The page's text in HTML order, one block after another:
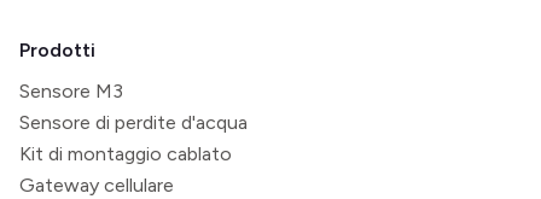
Prodotti
Sensore M3
Sensore di perdite d'acqua
Kit di montaggio cablato
Gateway cellulare